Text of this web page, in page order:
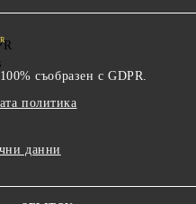
съобразен с GDPR.
политика
данни